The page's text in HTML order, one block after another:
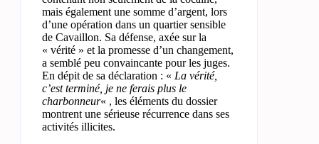
mais également une somme d’argent, lors
d’une opération dans un quartier sensible
de Cavaillon. Sa défense, axée sur la
« vérité » et la promesse d’un changement,
a semblé peu convaincante pour les juges.
En dépit de sa déclaration : « La vérité,
c’est terminé, je ne ferais plus le
charbonneur« , les éléments du dossier
montrent une sérieuse récurrence dans ses
activités illicites.